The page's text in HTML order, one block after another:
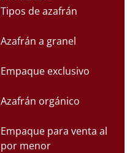
Tipos de azafrán
Azafrán a granel
Empaque exclusivo
Azafrán orgánico
Empaque para venta al
por menor